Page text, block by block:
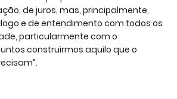
de juros, mas, principalmente,
e de entendimento com todos os
particularmente com o
construirmos aquilo que o